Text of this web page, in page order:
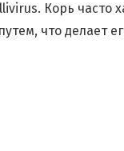
Корь часто
что делает